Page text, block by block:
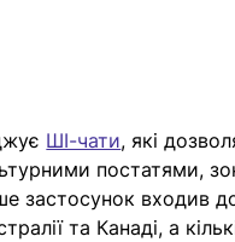
ШІ-чати, які
постатями,
застосунок входив
та Канаді, а